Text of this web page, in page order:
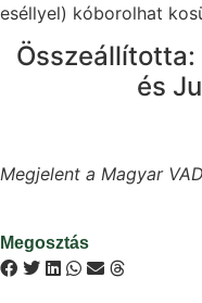
eséllyel) kóborolhat
és
Megjelent a Magyar
Megosztás